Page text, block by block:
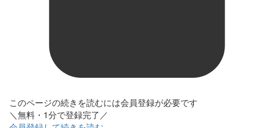
このページの続きを読むには会員登録が必要です
＼無料・1分で登録完了／